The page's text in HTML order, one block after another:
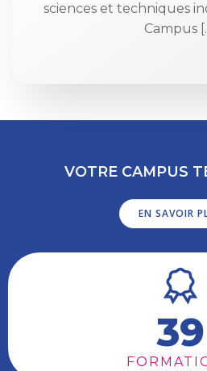
sciences et techniques
Campus
VOTRE CAMPUS
EN SAVOIR
39